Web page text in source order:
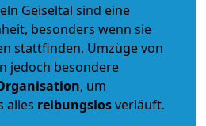
Geiseltal sind eine
besonders wenn sie
stattfinden. Umzüge von
jedoch besondere
, um
alles reibungslosverläuft.